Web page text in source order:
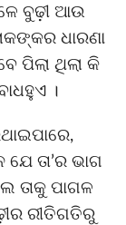
ବୁଢ଼ୀ ଆଉ
ଧାରଣା
ପିଲା ଥିଲା କି
।
ତା’ର ଭାଗ
ତାକୁ ପାଗଳ
ରୀତିଗତିରୁ